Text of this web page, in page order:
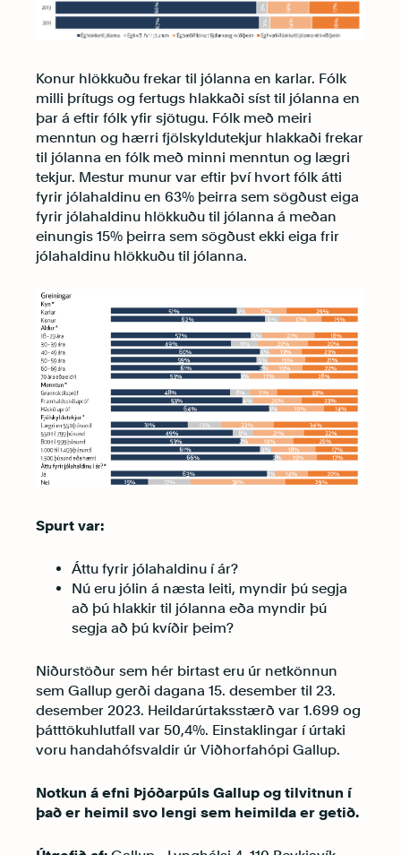
Konur hlökkuðu frekar til jólanna en karlar. Fólk
milli þrítugs og fertugs hlakkaði síst til jólanna en
þar á eftir fólk yfir sjötugu. Fólk með meiri
menntun og hærri fjölskyldutekjur hlakkaði frekar
til jólanna en fólk með minni menntun og lægri
tekjur. Mestur munur var eftir því hvort fólk átti
fyrir jólahaldinu en 63% þeirra sem sögðust eiga
fyrir jólahaldinu hlökkuðu til jólanna á meðan
einungis 15% þeirra sem sögðust ekki eiga frir
jólahaldinu hlökkuðu til jólanna.
Spurt var:
Áttu fyrir jólahaldinu í ár?
Nú eru jólin á næsta leiti, myndir þú segja
að þú hlakkir til jólanna eða myndir þú
segja að þú kvíðir þeim?
Niðurstöður sem hér birtast eru úr netkönnun
sem Gallup gerði dagana 15. desember til 23.
desember 2023. Heildarúrtaksstærð var 1.699 og
þátttökuhlutfall var 50,4%. Einstaklingar í úrtaki
voru handahófsvaldir úr Viðhorfahópi Gallup.
Notkun á efni Þjóðarpúls Gallup og tilvitnun í
það er heimil svo lengi sem heimilda er getið.